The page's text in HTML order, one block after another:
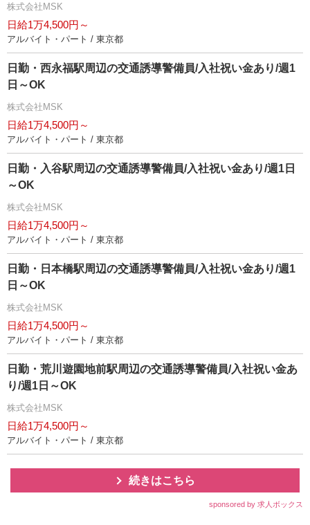
株式会社MSK
日給1万4,500円～
アルバイト・パート / 東京都
日勤・西永福駅周辺の交通誘導警備員/入社祝い金あり/週1
日～OK
株式会社MSK
日給1万4,500円～
アルバイト・パート / 東京都
日勤・入谷駅周辺の交通誘導警備員/入社祝い金あり/週1日
～OK
株式会社MSK
日給1万4,500円～
アルバイト・パート / 東京都
日勤・日本橋駅周辺の交通誘導警備員/入社祝い金あり/週1
日～OK
株式会社MSK
日給1万4,500円～
アルバイト・パート / 東京都
日勤・荒川遊園地前駅周辺の交通誘導警備員/入社祝い金あ
り/週1日～OK
株式会社MSK
日給1万4,500円～
アルバイト・パート / 東京都
続きはこちら
sponsored by 求人ボックス